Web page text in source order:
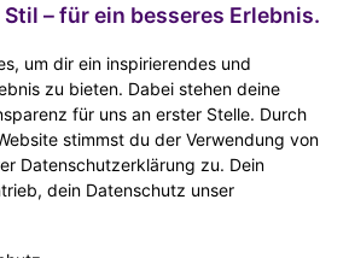
– für ein besseres Erlebnis.
um dir ein inspirierendes und
zu bieten. Dabei stehen deine
für uns an erster Stelle. Durch
stimmst du der Verwendung von
Datenschutzerklärung zu. Dein
dein Datenschutz unser